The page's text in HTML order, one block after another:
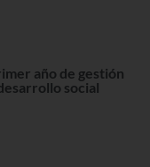
año de gestión
social